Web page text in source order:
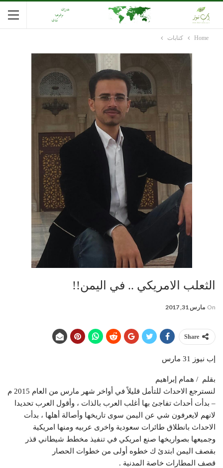
Home كتابات
الثعلب الامريكي .. في اليمن!!
On مارس 31, 2017
Share
إب نيوز 31 مارس
بقلم / همام إبراهيم
لنسترجع الاحداث للتأمل قليلاً في أواخر شهر مارس من العام 2015 م
– بدأت أحداث تفاجئ بها أغلب العرب بالذات ، وأقول العرب تحديدا
لانهم لايعرفون شي عن اليمن سوى تاريخها وأصالة أهلها ، بدأت
الاحداث بانطلاق طائرات سعودية واخرى عربيه ومنها امريكية
وجميعها بصواريخها صنع امريكي في تنفيذ مخطط شيطاني قذر
بقصف اليمن ابتدئ ك خطوه أولى من خطوات الحصار
قصف المطارات خاصة المدنية .